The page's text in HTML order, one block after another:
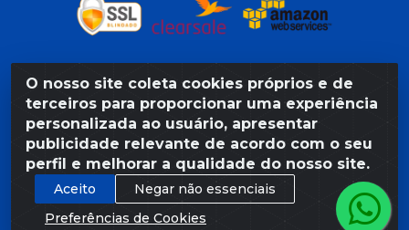
O nosso site coleta cookies próprios e de
terceiros para proporcionar uma experiência
personalizada ao usuário, apresentar
publicidade relevante de acordo com o seu
perfil e melhorar a qualidade do nosso site.
Aceito
Negar não essenciais
Preferências de Cookies
Razão Social: Armazém Coral LTDA - Rua da Praia,
103 - São José - Recife/PE - CEP 50020-550 -
CNPJ 11.623.188/0027-80